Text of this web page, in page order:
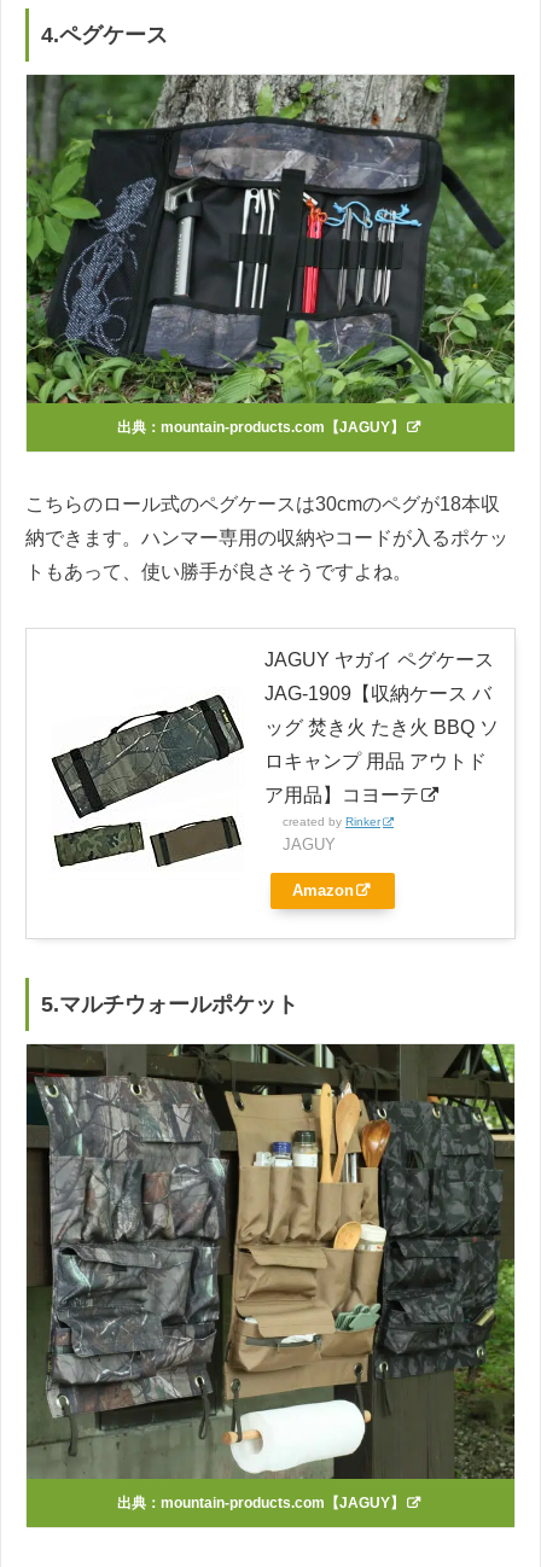
4.ペグケース
出典： mountain-products.com【JAGUY】
こちらのロール式のペグケースは30cmのペグが18本収
納できます。ハンマー専用の収納やコードが入るポケッ
トもあって、使い勝手が良さそうですよね。
JAGUY ヤガイ ペグケース
JAG-1909【収納ケース バ
ッグ 焚き火 たき火 BBQ ソ
ロキャンプ 用品 アウトド
ア用品】コヨーテ
created by Rinker
JAGUY
Amazon
5.マルチウォールポケット
出典： mountain-products.com【JAGUY】